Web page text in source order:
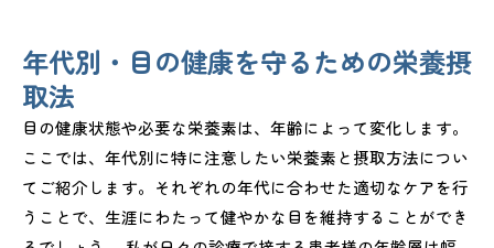
年代別・目の健康を守るための栄養摂
取法
目の健康状態や必要な栄養素は、年齢によって変化します。
ここでは、年代別に特に注意したい栄養素と摂取方法につい
てご紹介します。それぞれの年代に合わせた適切なケアを行
うことで、生涯にわたって健やかな目を維持することができ